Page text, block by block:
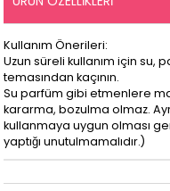
Kullanım Önerileri:
Uzun süreli kullanım için su,
temasından kaçının.
Su parfüm gibi etmenlere
kararma, bozulma olmaz.
kullanmaya uygun olması
yaptığı unutulmamalıdır.)